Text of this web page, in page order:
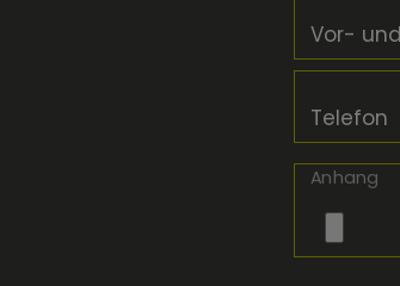
Telefon
Anhang